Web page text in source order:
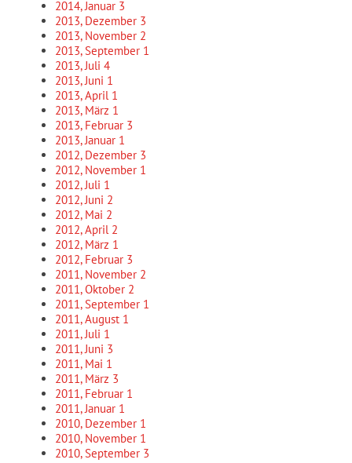
2014, Januar 3
2013, Dezember 3
2013, November 2
2013, September 1
2013, Juli 4
2013, Juni 1
2013, April 1
2013, März 1
2013, Februar 3
2013, Januar 1
2012, Dezember 3
2012, November 1
2012, Juli 1
2012, Juni 2
2012, Mai 2
2012, April 2
2012, März 1
2012, Februar 3
2011, November 2
2011, Oktober 2
2011, September 1
2011, August 1
2011, Juli 1
2011, Juni 3
2011, Mai 1
2011, März 3
2011, Februar 1
2011, Januar 1
2010, Dezember 1
2010, November 1
2010, September 3